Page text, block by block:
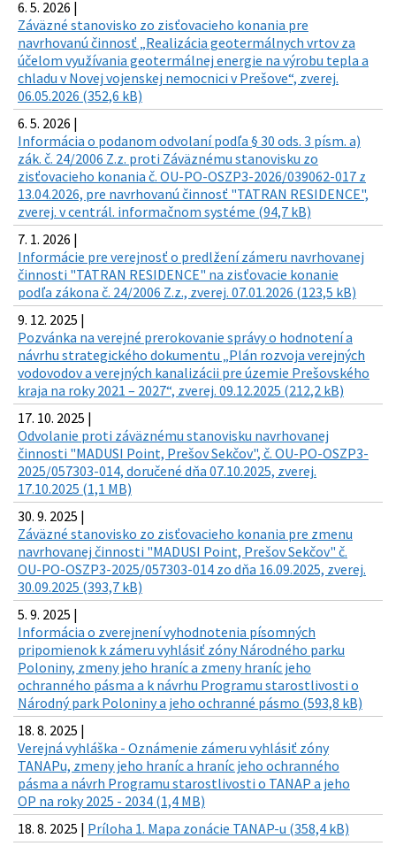
6. 5. 2026 |
Záväzné stanovisko zo zisťovacieho konania pre
navrhovanú činnosť „Realizácia geotermálnych vrtov za
účelom využívania geotermálnej energie na výrobu tepla a
chladu v Novej vojenskej nemocnici v Prešove“, zverej.
06.05.2026 (352,6 kB)
6. 5. 2026 |
Informácia o podanom odvolaní podľa § 30 ods. 3 písm. a)
zák. č. 24/2006 Z.z. proti Záväznému stanovisku zo
zisťovacieho konania č. OU-PO-OSZP3-2026/039062-017 z
13.04.2026, pre navrhovanú činnosť "TATRAN RESIDENCE",
zverej. v centrál. informačnom systéme (94,7 kB)
7. 1. 2026 |
Informácie pre verejnosť o predlžení zámeru navrhovanej
činnosti "TATRAN RESIDENCE" na zisťovacie konanie
podľa zákona č. 24/2006 Z.z., zverej. 07.01.2026 (123,5 kB)
9. 12. 2025 |
Pozvánka na verejné prerokovanie správy o hodnotení a
návrhu strategického dokumentu „Plán rozvoja verejných
vodovodov a verejných kanalizácii pre územie Prešovského
kraja na roky 2021 – 2027“, zverej. 09.12.2025 (212,2 kB)
17. 10. 2025 |
Odvolanie proti záväznému stanovisku navrhovanej
činnosti "MADUSI Point, Prešov Sekčov", č. OU-PO-OSZP3-
2025/057303-014, doručené dňa 07.10.2025, zverej.
17.10.2025 (1,1 MB)
30. 9. 2025 |
Záväzné stanovisko zo zisťovacieho konania pre zmenu
navrhovanej činnosti "MADUSI Point, Prešov Sekčov" č.
OU-PO-OSZP3-2025/057303-014 zo dňa 16.09.2025, zverej.
30.09.2025 (393,7 kB)
5. 9. 2025 |
Informácia o zverejnení vyhodnotenia písomných
pripomienok k zámeru vyhlásiť zóny Národného parku
Poloniny, zmeny jeho hraníc a zmeny hraníc jeho
ochranného pásma a k návrhu Programu starostlivosti o
Národný park Poloniny a jeho ochranné pásmo (593,8 kB)
18. 8. 2025 |
Verejná vyhláška - Oznámenie zámeru vyhlásiť zóny
TANAPu, zmeny jeho hraníc a hraníc jeho ochranného
pásma a návrh Programu starostlivosti o TANAP a jeho
OP na roky 2025 - 2034 (1,4 MB)
18. 8. 2025 | Príloha 1. Mapa zonácie TANAP-u (358,4 kB)